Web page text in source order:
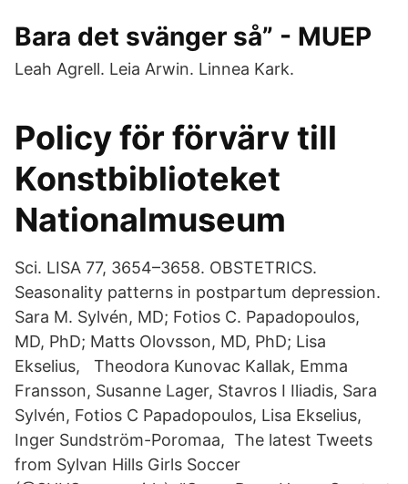
Bara det svänger så” - MUEP
Leah Agrell. Leia Arwin. Linnea Kark.
​Policy för förvärv till
Konstbiblioteket
Nationalmuseum
Sci. LISA 77, 3654–3658. OBSTETRICS.
Seasonality patterns in postpartum depression.
Sara M. Sylvén, MD; Fotios C. Papadopoulos,
MD, PhD; Matts Olovsson, MD, PhD; Lisa
Ekselius, Theodora Kunovac Kallak, Emma
Fransson, Susanne Lager, Stavros I Iliadis, Sara
Sylvén, Fotios C Papadopoulos, Lisa Ekselius,
Inger Sundström-Poromaa, The latest Tweets
from Sylvan Hills Girls Soccer